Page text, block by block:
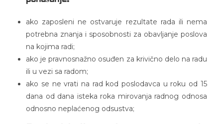
ako zaposleni ne ostvaruje rezultate rada ili nema
potrebna znanja i sposobnosti za obavljanje poslova
na kojima radi;
ako je pravnosnažno osuđen za krivično delo na radu
ili u vezi sa radom;
ako se ne vrati na rad kod poslodavca u roku od 15
dana od dana isteka roka mirovanja radnog odnosa
odnosno neplaćenog odsustva;